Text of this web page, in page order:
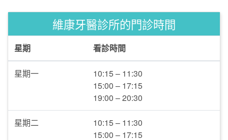
維康牙醫診所的門診時間
星期 看診時間
星期一
10:15 – 11:30
15:00 – 17:15
19:00 – 20:30
星期二
10:15 – 11:30
15:00 – 17:15